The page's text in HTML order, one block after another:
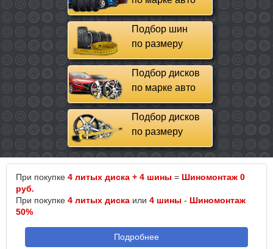
Подбор шин
по размеру
Подбор дисков
по марке авто
Подбор дисков
по размеру
При покупке 4 литых диска + 4 шины = Шиномонтаж 0
руб.
При покупке 4 литых диска или 4 шины - Шиномонтаж
50%
Подробнее